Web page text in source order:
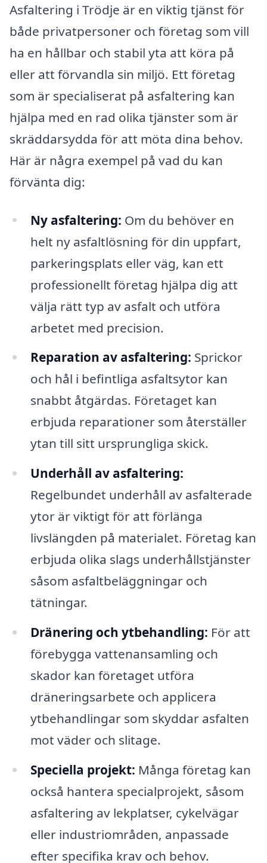
Asfaltering i Trödje är en viktig tjänst för
både privatpersoner och företag som vill
ha en hållbar och stabil yta att köra på
eller att förvandla sin miljö. Ett företag
som är specialiserat på asfaltering kan
hjälpa med en rad olika tjänster som är
skräddarsydda för att möta dina behov.
Här är några exempel på vad du kan
förvänta dig:
Ny asfaltering: Om du behöver en
helt ny asfaltlösning för din uppfart,
parkeringsplats eller väg, kan ett
professionellt företag hjälpa dig att
välja rätt typ av asfalt och utföra
arbetet med precision.
Reparation av asfaltering: Sprickor
och hål i befintliga asfaltsytor kan
snabbt åtgärdas. Företaget kan
erbjuda reparationer som återställer
ytan till sitt ursprungliga skick.
Underhåll av asfaltering:
Regelbundet underhåll av asfalterade
ytor är viktigt för att förlänga
livslängden på materialet. Företag kan
erbjuda olika slags underhållstjänster
såsom asfaltbeläggningar och
tätningar.
Dränering och ytbehandling: För att
förebygga vattenansamling och
skador kan företaget utföra
dräneringsarbete och applicera
ytbehandlingar som skyddar asfalten
mot väder och slitage.
Speciella projekt: Många företag kan
också hantera specialprojekt, såsom
asfaltering av lekplatser, cykelvägar
eller industriområden, anpassade
efter specifika krav och behov.